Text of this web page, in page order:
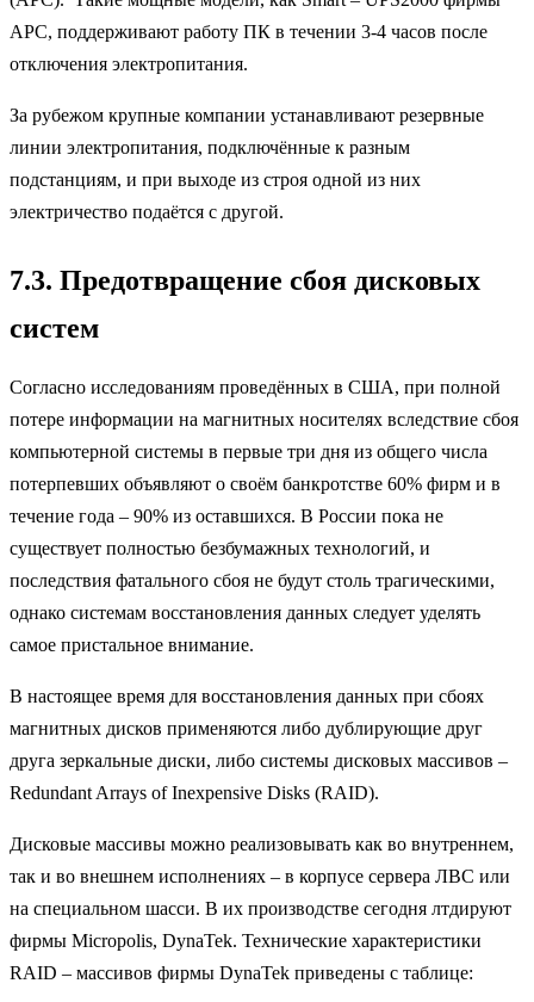
APC, поддерживают работу ПК в течении 3-4 часов после
отключения электропитания.
За рубежом крупные компании устанавливают резервные
линии электропитания, подключённые к разным
подстанциям, и при выходе из строя одной из них
электричество подаётся с другой.
7.3. Предотвращение сбоя дисковых
систем
Согласно исследованиям проведённых в США, при полной
потере информации на магнитных носителях вследствие сбоя
компьютерной системы в первые три дня из общего числа
потерпевших объявляют о своём банкротстве 60% фирм и в
течение года – 90% из оставшихся. В России пока не
существует полностью безбумажных технологий, и
последствия фатального сбоя не будут столь трагическими,
однако системам восстановления данных следует уделять
самое пристальное внимание.
В настоящее время для восстановления данных при сбоях
магнитных дисков применяются либо дублирующие друг
друга зеркальные диски, либо системы дисковых массивов –
Redundant Arrays of Inexpensive Disks (RAID).
Дисковые массивы можно реализовывать как во внутреннем,
так и во внешнем исполнениях – в корпусе сервера ЛВС или
на специальном шасси. В их производстве сегодня лтдируют
фирмы Micropolis, DynaTek. Технические характеристики
RAID – массивов фирмы DynaTek приведены с таблице: